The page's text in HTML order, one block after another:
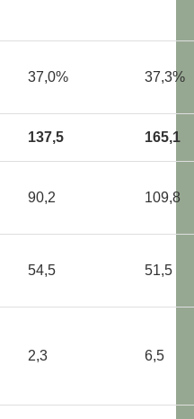
37,0% 37,3%
137,5 165,1
90,2 109,8
54,5 51,5
2,3 6,5